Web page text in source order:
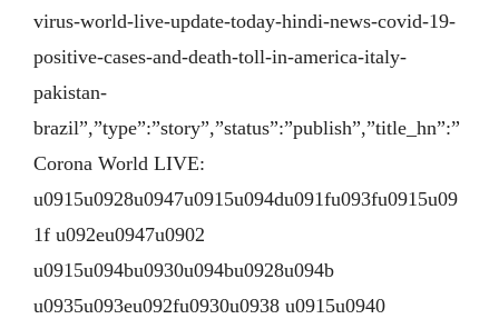
virus-world-live-update-today-hindi-news-covid-19-
positive-cases-and-death-toll-in-america-italy-
pakistan-
brazil”,”type”:”story”,”status”:”publish”,”title_hn”:”
Corona World LIVE:
u0915u0928u0947u0915u094du091fu093fu0915u09
1f u092eu0947u0902
u0915u094bu0930u094bu0928u094b
u0935u093eu092fu0930u0938 u0915u0940